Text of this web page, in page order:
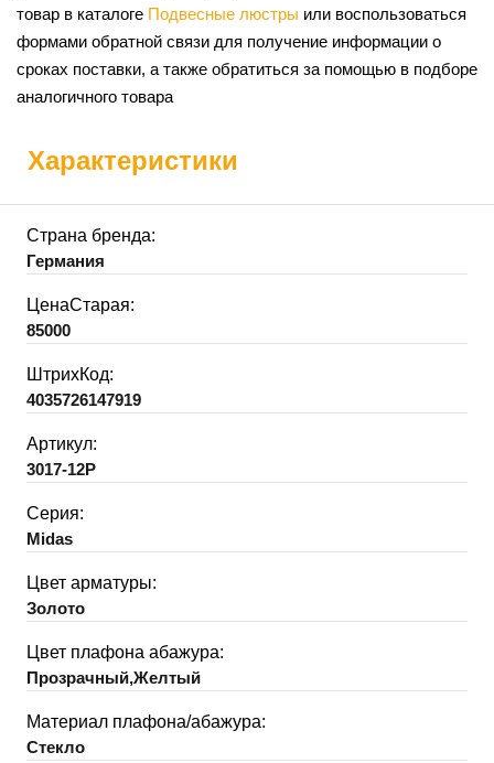
товар в каталоге Подвесные люстры или воспользоваться
формами обратной связи для получение информации о
сроках поставки, а также обратиться за помощью в подборе
аналогичного товара
Характеристики
Страна бренда:
Германия
ЦенаСтарая:
85000
ШтрихКод:
4035726147919
Артикул:
3017-12P
Серия:
Midas
Цвет арматуры:
Золото
Цвет плафона абажура:
Прозрачный,Желтый
Материал плафона/абажура:
Стекло